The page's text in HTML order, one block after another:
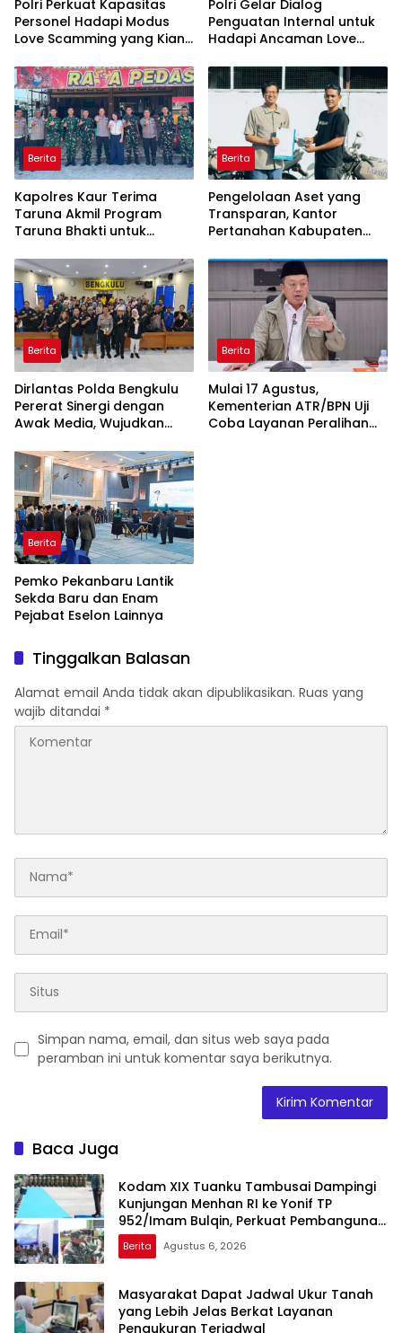
Polri Perkuat Kapasitas
Personel Hadapi Modus
Love Scamming yang Kian
Polri Gelar Dialog
Penguatan Internal untuk
Hadapi Ancaman Love
Berita
Kapolres Kaur Terima
Taruna Akmil Program
Taruna Bhakti untuk
Rakyat Kabupaten Kaur
Berita
Pengelolaan Aset yang
Transparan, Kantor
Pertanahan Kabupaten
kepada Pemenang Lelang
Berita
Dirlantas Polda Bengkulu
Pererat Sinergi dengan
Awak Media, Wujudkan
dan Berkualitas
Berita
Mulai 17 Agustus,
Kementerian ATR/BPN Uji
Coba Layanan Peralihan
Berita
Pemko Pekanbaru Lantik
Sekda Baru dan Enam
Pejabat Eselon Lainnya
Tinggalkan Balasan
Alamat email Anda tidak akan dipublikasikan. Ruas yang
wajib ditandai *
Simpan nama, email, dan situs web saya pada
peramban ini untuk komentar saya berikutnya.
Baca Juga
Kodam XIX Tuanku Tambusai Dampingi
Kunjungan Menhan RI ke Yonif TP
952/Imam Bulqin, Perkuat Pembangunan
Satuan
Berita Agustus 6, 2026
Masyarakat Dapat Jadwal Ukur Tanah
yang Lebih Jelas Berkat Layanan
Pengukuran Terjadwal